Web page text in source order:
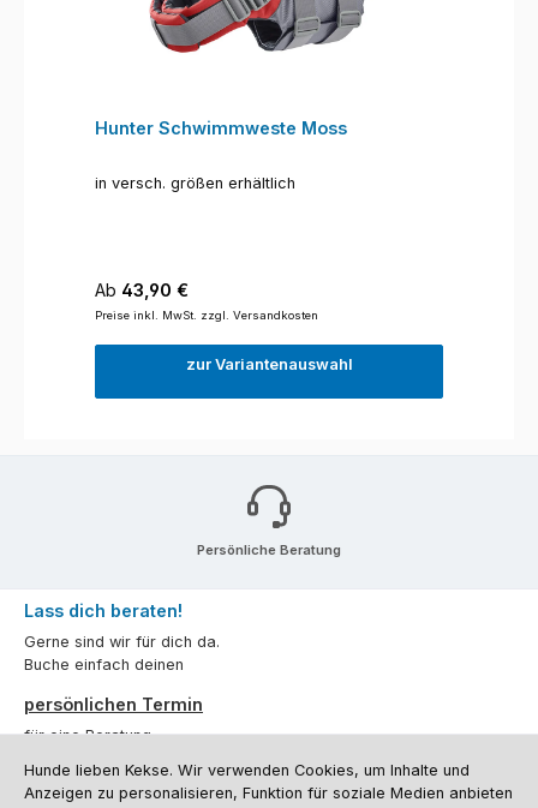
Hunter Schwimmweste Moss
in versch. größen erhältlich
Regulärer Preis:
Ab 43,90 €
Preise inkl. MwSt. zzgl. Versandkosten
zur Variantenauswahl
Persönliche Beratung
Lass dich beraten!
Gerne sind wir für dich da.
Buche einfach deinen
persönlichen Termin
für eine Beratung.
Oder über unserKontaktformular.
Hunde lieben Kekse. Wir verwenden Cookies, um Inhalte und
Anzeigen zu personalisieren, Funktion für soziale Medien anbieten